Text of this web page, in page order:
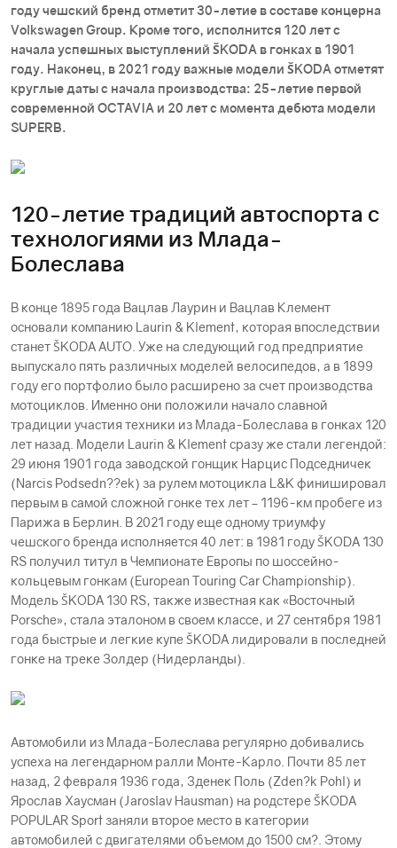
году чешский бренд отметит 30-летие в составе концерна
Volkswagen Group. Кроме того, исполнится 120 лет с
начала успешных выступлений ŠKODА в гонках в 1901
году. Наконец, в 2021 году важные модели ŠKODА отметят
круглые даты с начала производства: 25-летие первой
современной OCTAVIA и 20 лет с момента дебюта модели
SUPERB.
120-летие традиций автоспорта с
технологиями из Млада-
Болеслава
В конце 1895 года Вацлав Лаурин и Вацлав Клемент
основали компанию Laurin & Klement, которая впоследствии
станет ŠKODА AUTO. Уже на следующий год предприятие
выпускало пять различных моделей велосипедов, а в 1899
году его портфолио было расширено за счет производства
мотоциклов. Именно они положили начало славной
традиции участия техники из Млада-Болеслава в гонках 120
лет назад. Модели Laurin & Klement сразу же стали легендой:
29 июня 1901 года заводской гонщик Нарцис Подседничек
(Narcis Podsedn??ek) за рулем мотоцикла L&K финишировал
первым в самой сложной гонке тех лет – 1196-км пробеге из
Парижа в Берлин. В 2021 году еще одному триумфу
чешского бренда исполняется 40 лет: в 1981 году ŠKODА 130
RS получил титул в Чемпионате Европы по шоссейно-
кольцевым гонкам (European Touring Car Championship).
Модель ŠKODА 130 RS, также известная как «Восточный
Porsche», стала эталоном в своем классе, и 27 сентября 1981
года быстрые и легкие купе ŠKODА лидировали в последней
гонке на треке Золдер (Нидерланды).
Автомобили из Млада-Болеслава регулярно добивались
успеха на легендарном ралли Монте-Карло. Почти 85 лет
назад, 2 февраля 1936 года, Зденек Поль (Zden?k Pohl) и
Ярослав Хаусман (Jaroslav Hausman) на родстере ŠKODА
POPULAR Sport заняли второе место в категории
автомобилей с двигателями объемом до 1500 см?. Этому